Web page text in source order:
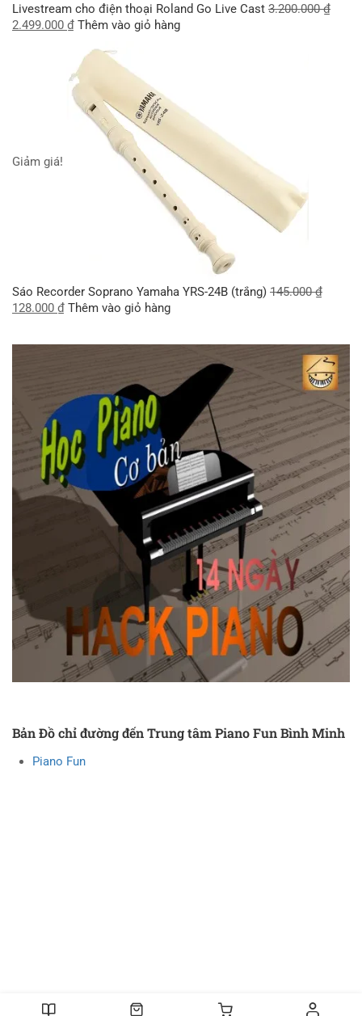
Livestream cho điện thoại Roland Go Live Cast 3.200.000₫
2.499.000 ₫ Thêm vào giỏ hàng
Giảm giá!
Sáo Recorder Soprano Yamaha YRS-24B (trắng) 145.000₫
128.000 ₫ Thêm vào giỏ hàng
Bản Đồ chỉ đường đến Trung tâm Piano Fun Bình Minh
Piano Fun